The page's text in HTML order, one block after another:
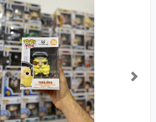
Next